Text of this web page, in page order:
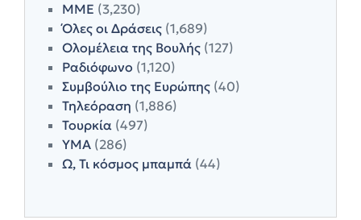
ΜΜΕ (3,230)
Όλες οι Δράσεις (1,689)
Ολομέλεια της Βουλής (127)
Ραδιόφωνο (1,120)
Συμβούλιο της Ευρώπης (40)
Τηλεόραση (1,886)
Τουρκία (497)
ΥΜΑ (286)
Ω, Τι κόσμος μπαμπά (44)